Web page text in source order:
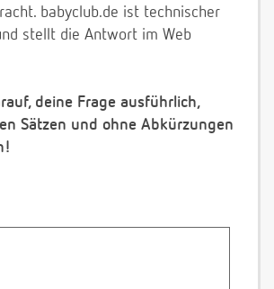
babyclub.de ist technischer
stellt die Antwort im Web
deine Frage ausführlich,
Sätzen und ohne Abkürzungen